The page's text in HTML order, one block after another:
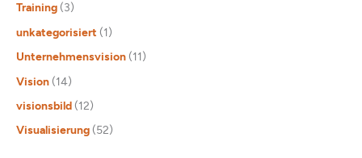
Training (3)
unkategorisiert (1)
Unternehmensvision (11)
Vision (14)
visionsbild (12)
Visualisierung (52)